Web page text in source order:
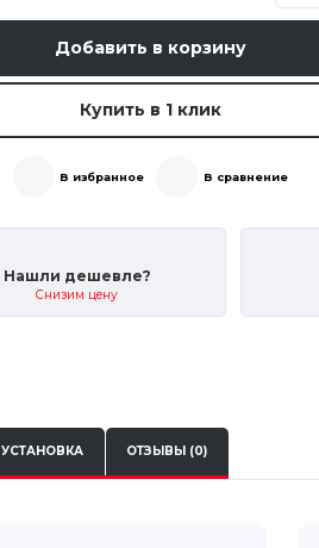
Добавить в корзину
Купить в 1 клик
В избранное В сравнение
Нашли дешевле?
Снизим цену
УСТАНОВКА ОТЗЫВЫ (0)